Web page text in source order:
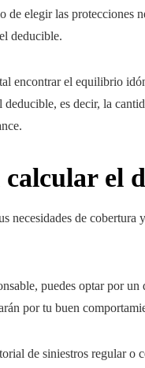
de elegir las protecciones
deducible.
encontrar el equilibrio
es decir, la
el
necesidades de
puedes optar por
por tu buen
de siniestros regular o